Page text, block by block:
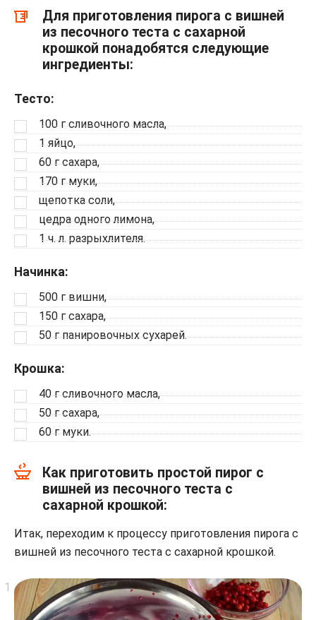
Для приготовления пирога с вишней
из песочного теста с сахарной
крошкой понадобятся следующие
ингредиенты:
Тесто:
100 г сливочного масла,
1 яйцо,
60 г сахара,
170 г муки,
щепотка соли,
цедра одного лимона,
1 ч. л. разрыхлителя.
Начинка:
500 г вишни,
150 г сахара,
50 г панировочных сухарей.
Крошка:
40 г сливочного масла,
50 г сахара,
60 г муки.
Как приготовить простой пирог с
вишней из песочного теста с
сахарной крошкой:
Итак, переходим к процессу приготовления пирога с
вишней из песочного теста с сахарной крошкой.